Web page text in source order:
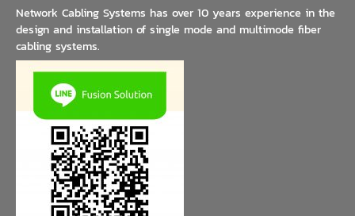
Network Cabling Systems has over 10 years experience in the
design and installation of single mode and multimode fiber
cabling systems.